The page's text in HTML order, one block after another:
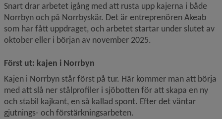
Snart drar arbetet igång med att rusta upp kajerna i både
Norrbyn och på Norrbyskär. Det är entreprenören Akeab
som har fått uppdraget, och arbetet startar under slutet av
oktober eller i början av november 2025.
Först ut: kajen i Norrbyn
Kajen i Norrbyn står först på tur. Här kommer man att börja
med att slå ner stålprofiler i sjöbotten för att skapa en ny
och stabil kajkant, en så kallad spont. Efter det väntar
gjutnings- och förstärkningsarbeten.